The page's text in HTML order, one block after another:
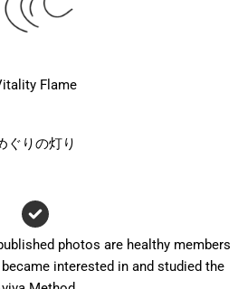
Flame
ぐりの灯り
photos are healthy members
interested in and studied the